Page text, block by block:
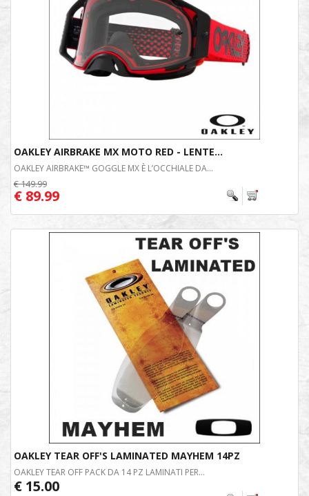
OAKLEY AIRBRAKE MX MOTO RED - LENTE...
OAKLEY AIRBRAKE™ GOGGLE MX È L’OCCHIALE DA...
€ 149.99
€ 89.99
OAKLEY TEAR OFF'S LAMINATED MAYHEM 14PZ
OAKLEY TEAR OFF PACK DA 14 PZ LAMINATI PER...
€ 15.00